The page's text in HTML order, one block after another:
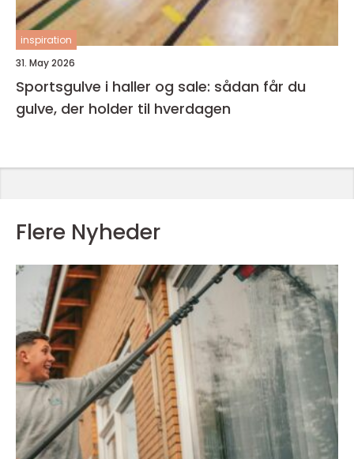
inspiration
31. May 2026
Sportsgulve i haller og sale: sådan får du
gulve, der holder til hverdagen
Flere Nyheder